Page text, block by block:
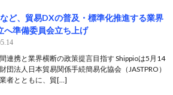
ど、貿易DXの普及・標準化推進する業界
へ準備委員会立ち上げ
連携と業界横断の政策提言目指す Shippioは5月14
団法人日本貿易関係手続簡易化協会（JASTPRO）
者とともに、貿[…]